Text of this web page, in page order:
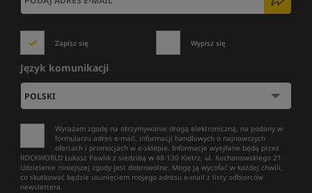
Zapisz się Wypisz się
Język komunikacji
Wyrażam zgodę na otrzymywanie drogą elektroniczną, na podany w
formularzu adres e-mail, informacji handlowych o najnowszych
ofertach i promocjach w e-sklepie. Informacje wysyłane będą przez
ROCKWORLD Łukasz Pawlik z siedzibą w 48-130 Kietrz, ul. Kochanowskiego 21.
Udzielenie niniejszej zgody jest dobrowolne. Mogę ją wycofać w każdej chwili,
co skutkować będzie usunięciem mojego adresu e-mail z listy odbiorców
newslettera.